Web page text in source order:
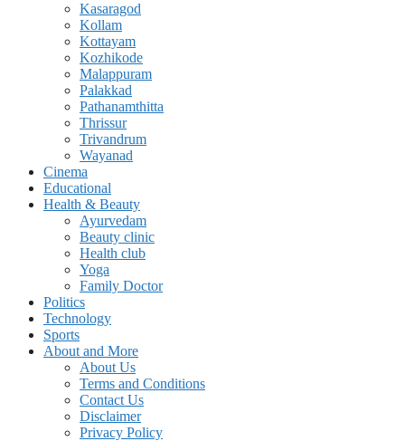
Kasaragod
Kollam
Kottayam
Kozhikode
Malappuram
Palakkad
Pathanamthitta
Thrissur
Trivandrum
Wayanad
Cinema
Educational
Health & Beauty
Ayurvedam
Beauty clinic
Health club
Yoga
Family Doctor
Politics
Technology
Sports
About and More
About Us
Terms and Conditions
Contact Us
Disclaimer
Privacy Policy